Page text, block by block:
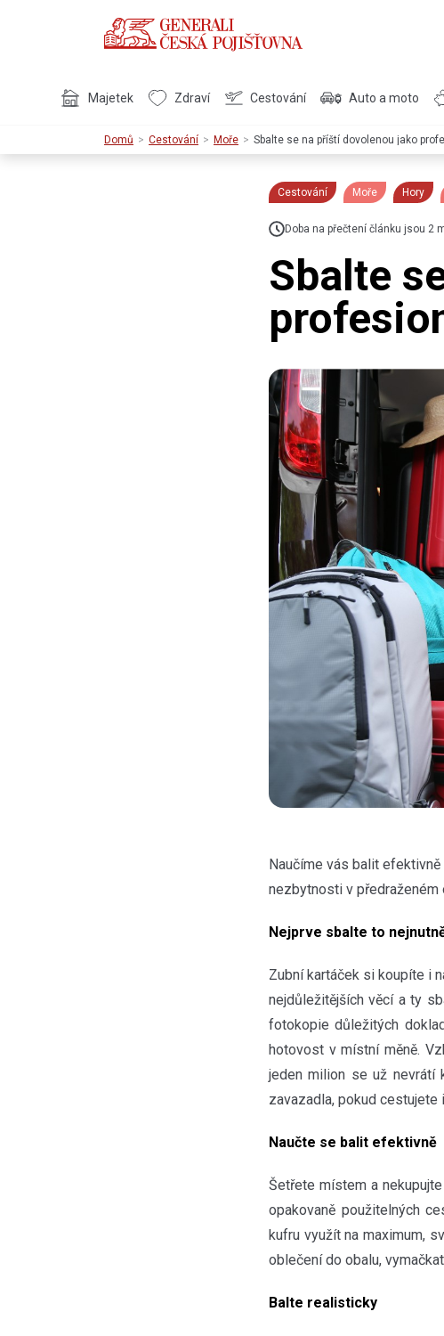
Majetek Zdraví Cestování Auto a moto
Domů Cestování Moře Sbalte se na příští dovolenou jako
Cestování Moře Hory
Doba na přečtení článku jsou 2
Sbalte
Naučíme vás balit
nezbytnosti v
Nejprve sbalte to
Zubní kartáček si koupíte i
nejdůležitějších věcí a ty
fotokopie důležitých
hotovost v místní měně.
jeden milion se už nevrátí
zavazadla, pokud cestujete
Naučte se balit efektivně
Šetřete místem a
opakovaně použitelných
kufru využít na maximum,
oblečení do obalu,
Balte realisticky